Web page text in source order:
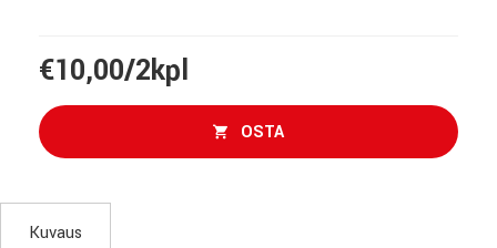
€10,00/2kpl
OSTA
Kuvaus